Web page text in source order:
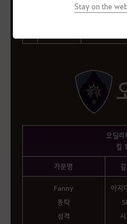
Stay on the
오딜
킬
가문명
Fanny
동탁
섬격
아지